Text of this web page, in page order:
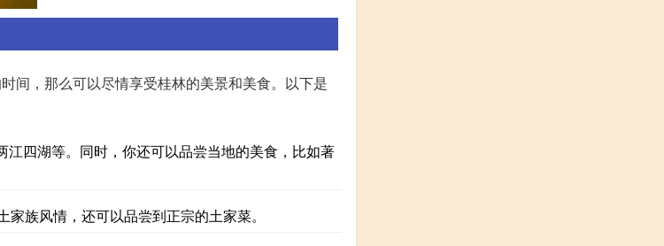
间，那么可以尽情享受桂林的美景和美食。以下是
江四湖等。同时，你还可以品尝当地的美食，比如著
家族风情，还可以品尝到正宗的土家菜。